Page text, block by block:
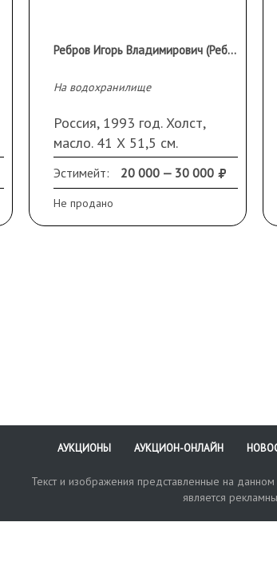
Ребров Игорь Владимирович (Ребров И. В.)
На водохранилище
Россия, 1993 год. Холст,
масло. 41 Х 51,5 см.
Подпись, название и дата на
обороте. Оформлена в раму
Эстимейт: 20 000 — 30 000
Не продано
АУКЦИОНЫ АУКЦИОН-ОНЛАЙН
Текст и изображения представленные на
является